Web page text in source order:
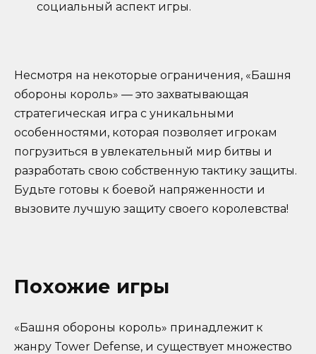
социальный аспект игры.
Несмотря на некоторые ограничения, «Башня
обороны король» — это захватывающая
стратегическая игра с уникальными
особенностями, которая позволяет игрокам
погрузиться в увлекательный мир битвы и
разработать свою собственную тактику защиты.
Будьте готовы к боевой напряженности и
вызовите лучшую защиту своего королевства!
Похожие игры
«Башня обороны король» принадлежит к
жанру Tower Defense, и существует множество